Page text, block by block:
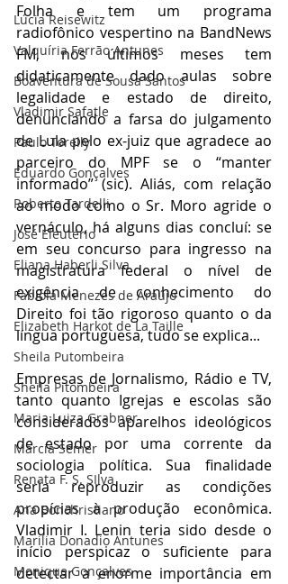
Lúcia Reisewitz
Valquíria Ferrão Antunes
Boaventura de Sousa Santos
Vladimir Safatle
Paulo Torelly
Eduardo Gonçalves
Roberto Tardelli
José Eleutério
Eliana Haberli Silva
Fabíola Menezes de Araújo
Elizabeth Harkot de La Taille
Sheila Putombeira
Sheila Pitombeira
Maria Luiza Grabner
Marcia Semer
Renata F. S. SIlva
Ana Bonchristiano
Marilia Donadio Antunes
Monique Gonçalves
Folha e tem um programa
radiofônico vespertino na BandNews
FM, nos últimos meses tem
didaticamente dado aulas sobre
legalidade e estado de direito,
denunciando a farsa do julgamento
de Lula pelo ex-juiz que agradece ao
parceiro do MPF se o “manter
informado” (sic). Aliás, com relação
ao modo como o Sr. Moro agride o
vernáculo, há alguns dias concluí: se
em seu concurso para ingresso na
magistratura federal o nível de
exigência de conhecimento do
Direito foi tão rigoroso quanto o da
língua portuguesa, tudo se explica...
Empresas de Jornalismo, Rádio e TV,
tanto quanto Igrejas e escolas são
considerados aparelhos ideológicos
de estado por uma corrente da
sociologia política. Sua finalidade
seria reproduzir as condições
propícias à produção econômica.
Vladimir I. Lenin teria sido desde o
início perspicaz o suficiente para
detectar a enorme importância em